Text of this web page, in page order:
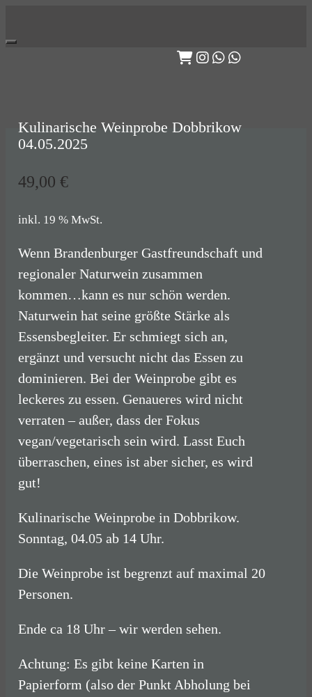
to
Kulinarische Weinprobe Dobbrikow
04.05.2025
49,00 €
inkl. 19 % MwSt.
Wenn Brandenburger Gastfreundschaft und
regionaler Naturwein zusammen
kommen…kann es nur schön werden.
Naturwein hat seine größte Stärke als
Essensbegleiter. Er schmiegt sich an,
ergänzt und versucht nicht das Essen zu
dominieren. Bei der Weinprobe gibt es
leckeres zu essen. Genaueres wird nicht
verraten – außer, dass der Fokus
vegan/vegetarisch sein wird. Lasst Euch
überraschen, eines ist aber sicher, es wird
gut!
Kulinarische Weinprobe in Dobbrikow.
Sonntag, 04.05 ab 14 Uhr.
Die Weinprobe ist begrenzt auf maximal 20
Personen.
Ende ca 18 Uhr – wir werden sehen.
Achtung: Es gibt keine Karten in
Papierform (also der Punkt Abholung bei